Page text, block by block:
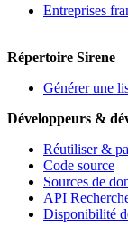
Entreprises
Répertoire Sirene
Générer une
Développeurs &
Réutiliser &
Code source
Sources de
API
Disponibilité